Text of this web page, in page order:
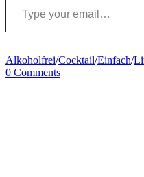
Alkoholfrei/Cocktail/Einfach/
0 Comments